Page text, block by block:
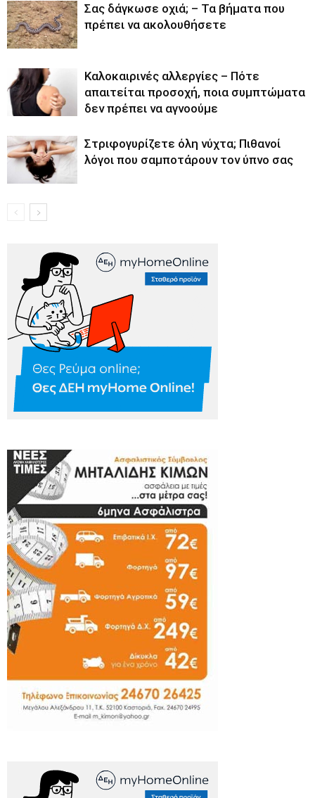
Σας δάγκωσε οχιά; – Τα βήματα που
πρέπει να ακολουθήσετε
Καλοκαιρινές αλλεργίες – Πότε
απαιτείται προσοχή, ποια συμπτώματα
δεν πρέπει να αγνοούμε
Στριφογυρίζετε όλη νύχτα; Πιθανοί
λόγοι που σαμποτάρουν τον ύπνο σας